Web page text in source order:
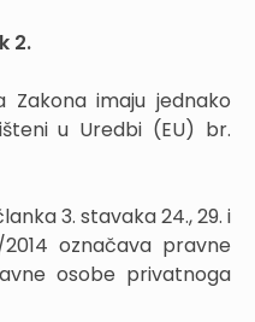
2.
Zakona imaju jednako
u Uredbi (EU) br.
3. stavaka 24., 29. i
označava pravne
osobe privatnoga